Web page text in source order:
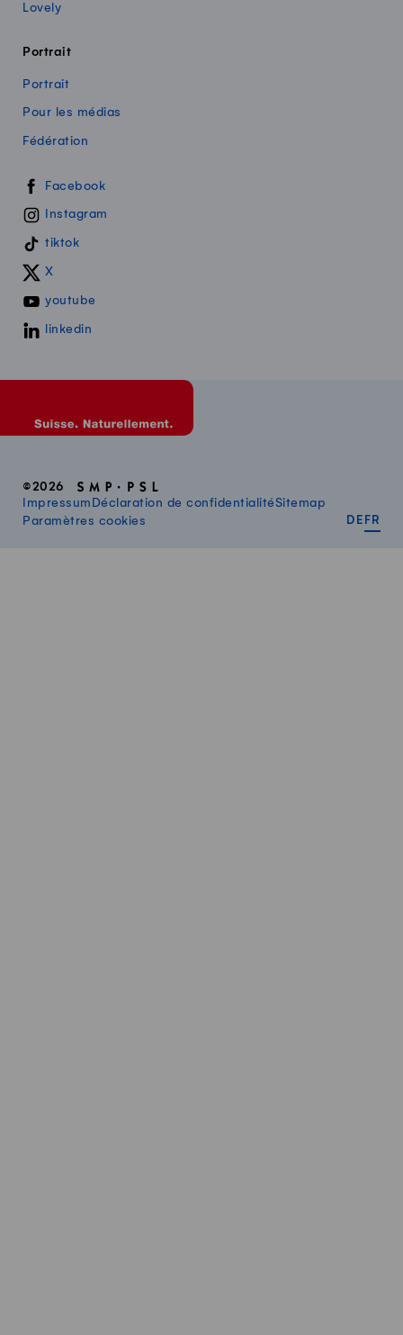
Lovely
Portrait
Portrait
Pour les médias
Fédération
Swissmilk sur les réseaux sociaux
Facebook
Instagram
tiktok
X
youtube
linkedin
©2026
Impressum Déclaration de confidentialitéSitemap
Paramètres cookies
DE FR